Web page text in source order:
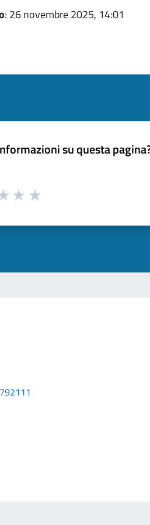
: 26 novembre 2025, 14:01
su questa